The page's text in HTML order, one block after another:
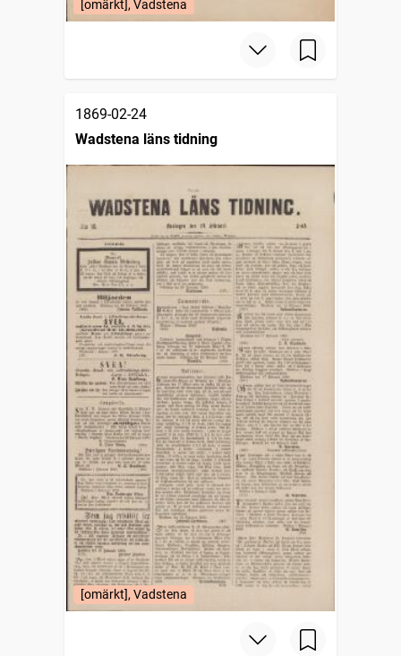
[omärkt], Vadstena
1869-02-24
Wadstena läns tidning
[omärkt], Vadstena